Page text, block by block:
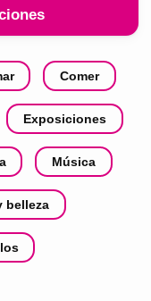
Comer
Exposiciones
Música
belleza